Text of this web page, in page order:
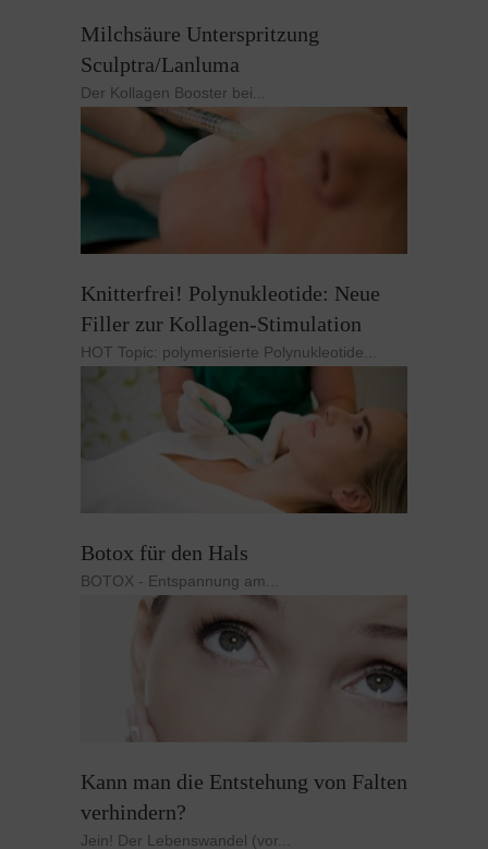
Milchsäure Unterspritzung
Sculptra/Lanluma
Der Kollagen Booster bei...
Knitterfrei! Polynukleotide: Neue
Filler zur Kollagen-Stimulation
HOT Topic: polymerisierte Polynukleotide...
Botox für den Hals
BOTOX - Entspannung am...
Kann man die Entstehung von Falten
verhindern?
Jein! Der Lebenswandel (vor...